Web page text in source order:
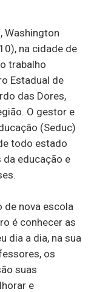
Washington
na cidade de
trabalho
Estadual de
das Dores,
O gestor e
(Seduc)
todo estado
educação e
de nova escola
é conhecer as
dia a dia, na sua
os
suas
e